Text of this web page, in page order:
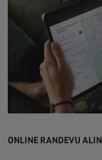
ONLINE RANDEVU ALIN